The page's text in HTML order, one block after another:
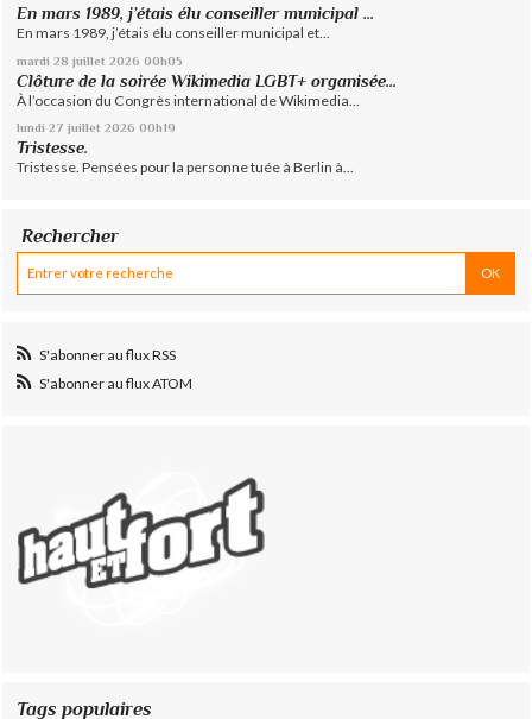
En mars 1989, j’étais élu conseiller municipal ...
En mars 1989, j’étais élu conseiller municipal et...
mardi 28 juillet 2026 00h05
Clôture de la soirée Wikimedia LGBT+ organisée...
À l’occasion du Congrès international de Wikimedia...
lundi 27 juillet 2026 00h19
Tristesse.
Tristesse. Pensées pour la personne tuée à Berlin à...
Rechercher
S'abonner au flux RSS
S'abonner au flux ATOM
Tags populaires